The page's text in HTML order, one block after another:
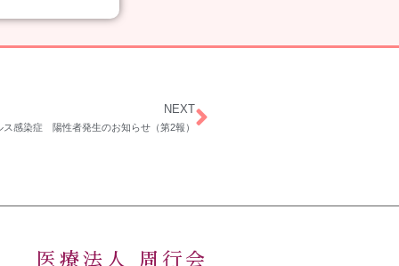
NEXT
ス感染症 陽性者発生のお知らせ（第2報）
医療法人 周行会